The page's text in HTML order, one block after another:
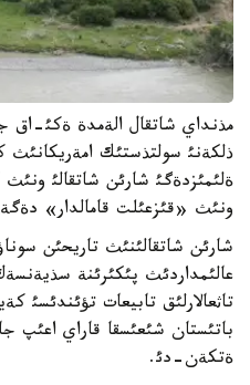
مذنداي شاتقال الةمدة ةكئ-
ذلكةنئ سولتذستئك امةريكانئث
ةلئمئزدةگئ شارئن شاتقالئ
ونئث «قئزعئلت قامالدار»
شارئن شاتقالئنئث تاريحئن
عالئمداردئث پئكئرئنة
تاثعالارلئق تابيعات تؤئندئسئ
باتئستان شئعئسقا قاراي اعئپ
ةتكةن-دئ.